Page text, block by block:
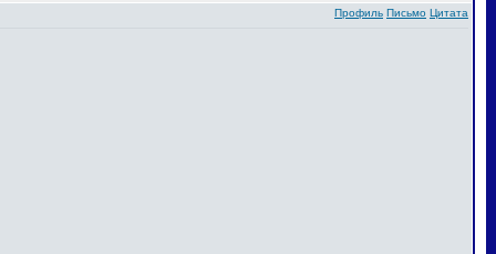
Профиль Письмо Цитата